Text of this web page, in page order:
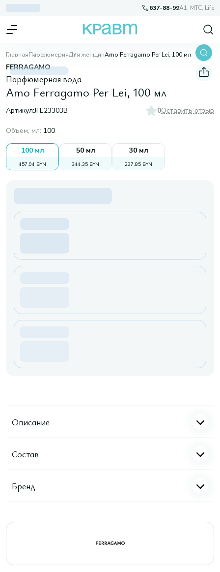
637-88-99A1, МТС, Life
ГлавнаяПарфюмерияДля женщинAmo Ferragamo Per Lei, 100 мл
FERRAGAMO
Парфюмерная вода
Amo Ferragamo Per Lei, 100 мл
Артикул:JFE23303B 0Оставить отзыв
Объем, мл: 100
100 мл
457,94 BYN
50 мл
344,35 BYN
30 мл
237,85 BYN
Описание
Состав
Бренд